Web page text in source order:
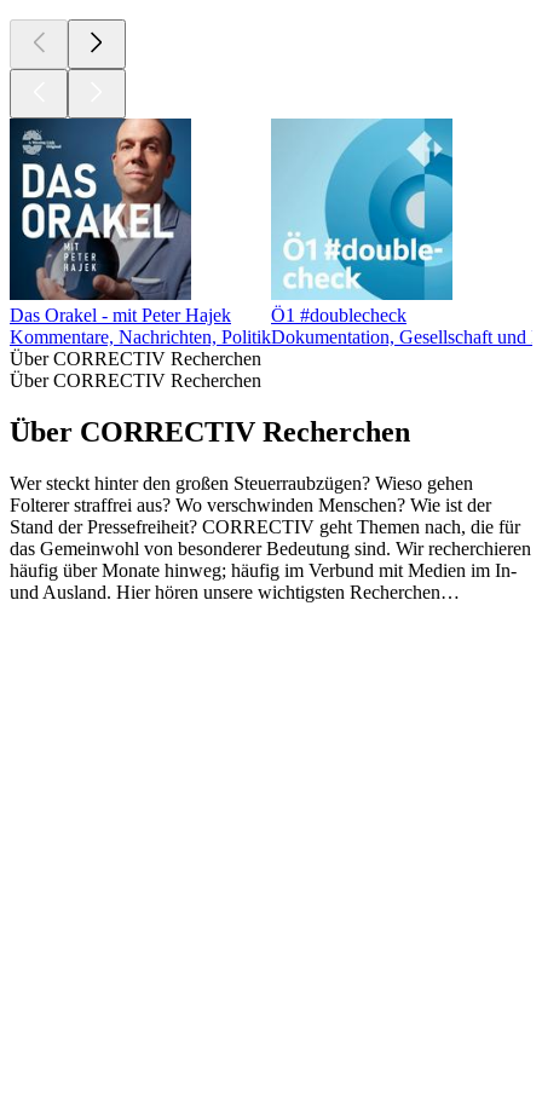
Das Orakel - mit Peter Hajek
Kommentare, Nachrichten, Politik
Ö1 #doublecheck
Dokumentation, Gesellschaft und
Über CORRECTIV Recherchen
Über CORRECTIV Recherchen
Über CORRECTIV Recherchen
Wer steckt hinter den großen Steuerraubzügen? Wieso gehen
Folterer straffrei aus? Wo verschwinden Menschen? Wie ist der
Stand der Pressefreiheit? CORRECTIV geht Themen nach, die für
das Gemeinwohl von besonderer Bedeutung sind. Wir recherchieren
häufig über Monate hinweg; häufig im Verbund mit Medien im In-
und Ausland. Hier hören unsere wichtigsten Recherchen…